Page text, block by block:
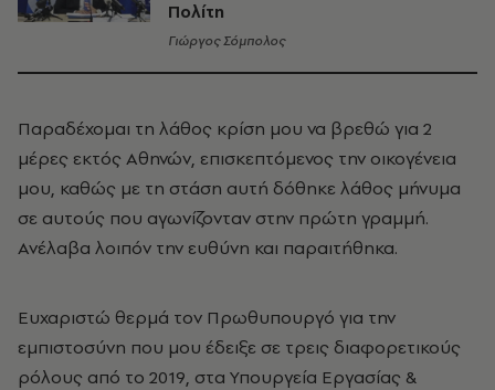
Πολίτη
Γιώργος Σόμπολος
Παραδέχομαι τη λάθος κρίση μου να βρεθώ για 2
μέρες εκτός Αθηνών, επισκεπτόμενος την οικογένεια
μου, καθώς με τη στάση αυτή δόθηκε λάθος μήνυμα
σε αυτούς που αγωνίζονταν στην πρώτη γραμμή.
Ανέλαβα λοιπόν την ευθύνη και παραιτήθηκα.
Ευχαριστώ θερμά τον Πρωθυπουργό για την
εμπιστοσύνη που μου έδειξε σε τρεις διαφορετικούς
ρόλους από το 2019, στα Υπουργεία Εργασίας &